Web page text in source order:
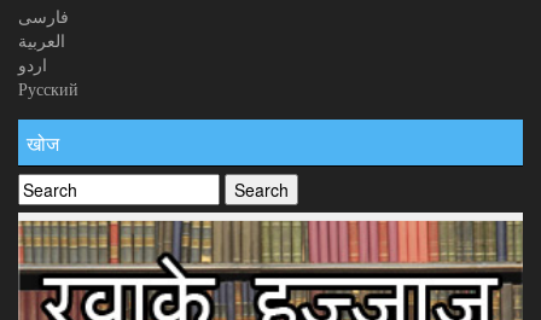
فارسی
العربیة
اردو
Русский
खोज